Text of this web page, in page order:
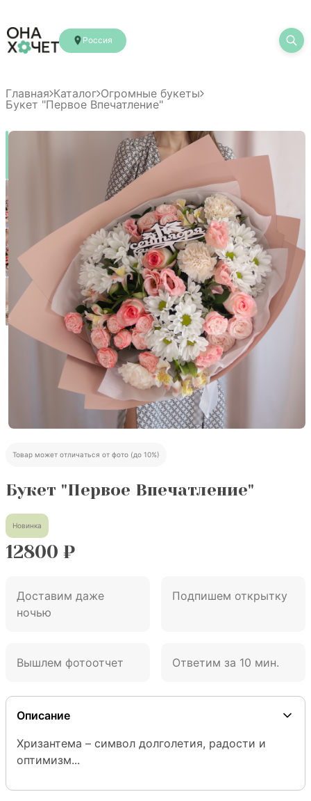
Россия
Главная Каталог Огромные букеты
Букет "Первое Впечатление"
Товар может отличаться от фото (до 10%)
Букет "Первое Впечатление"
Новинка
12800 ₽
Доставим даже
ночью
Подпишем открытку
Вышлем фотоотчет Ответим за 10 мин.
Описание
Хризантема – символ долголетия, радости и
оптимизм...